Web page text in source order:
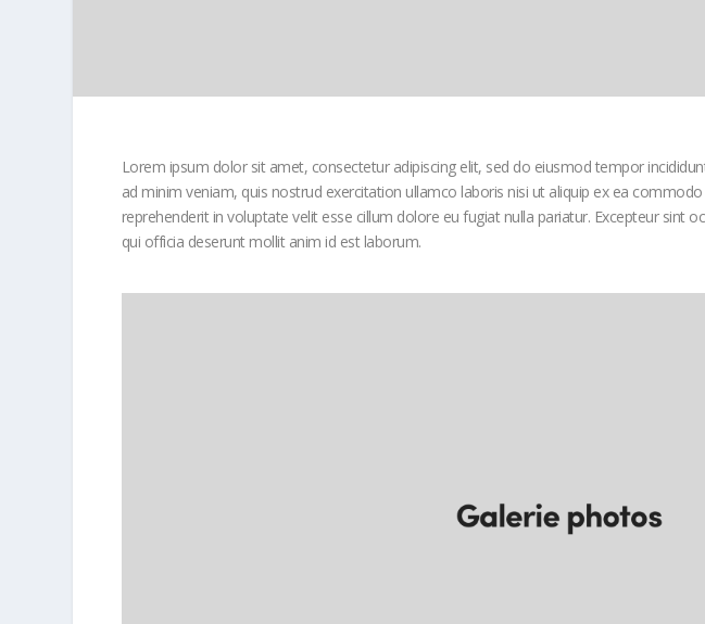
Lorem ipsum dolor sit amet, consectetur adipiscing elit, sed do eiusmod tempor
ad minim veniam, quis nostrud exercitation ullamco laboris nisi ut aliquip ex ea
reprehenderit in voluptate velit esse cillum dolore eu fugiat nulla pariatur. Excepteur sint
qui officia deserunt mollit anim id est laborum.